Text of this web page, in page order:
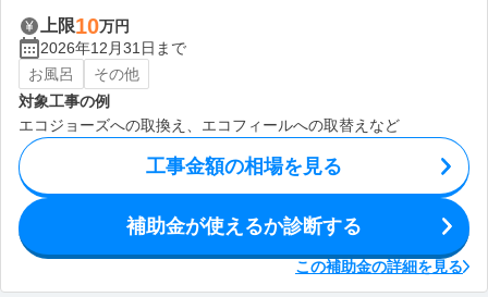
上限10万円
2026年12月31日まで
お風呂
その他
対象工事の例
エコジョーズへの取換え、エコフィールへの取替えなど
工事金額の相場を見る
補助金が使えるか診断する
この補助金の詳細を見る